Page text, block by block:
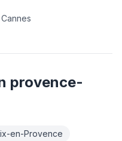
Cannes
provence-
en-Provence